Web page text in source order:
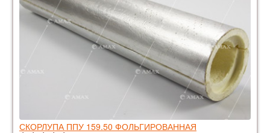
СКОРЛУПА ППУ 159.50 ФОЛЬГИРОВАННАЯ